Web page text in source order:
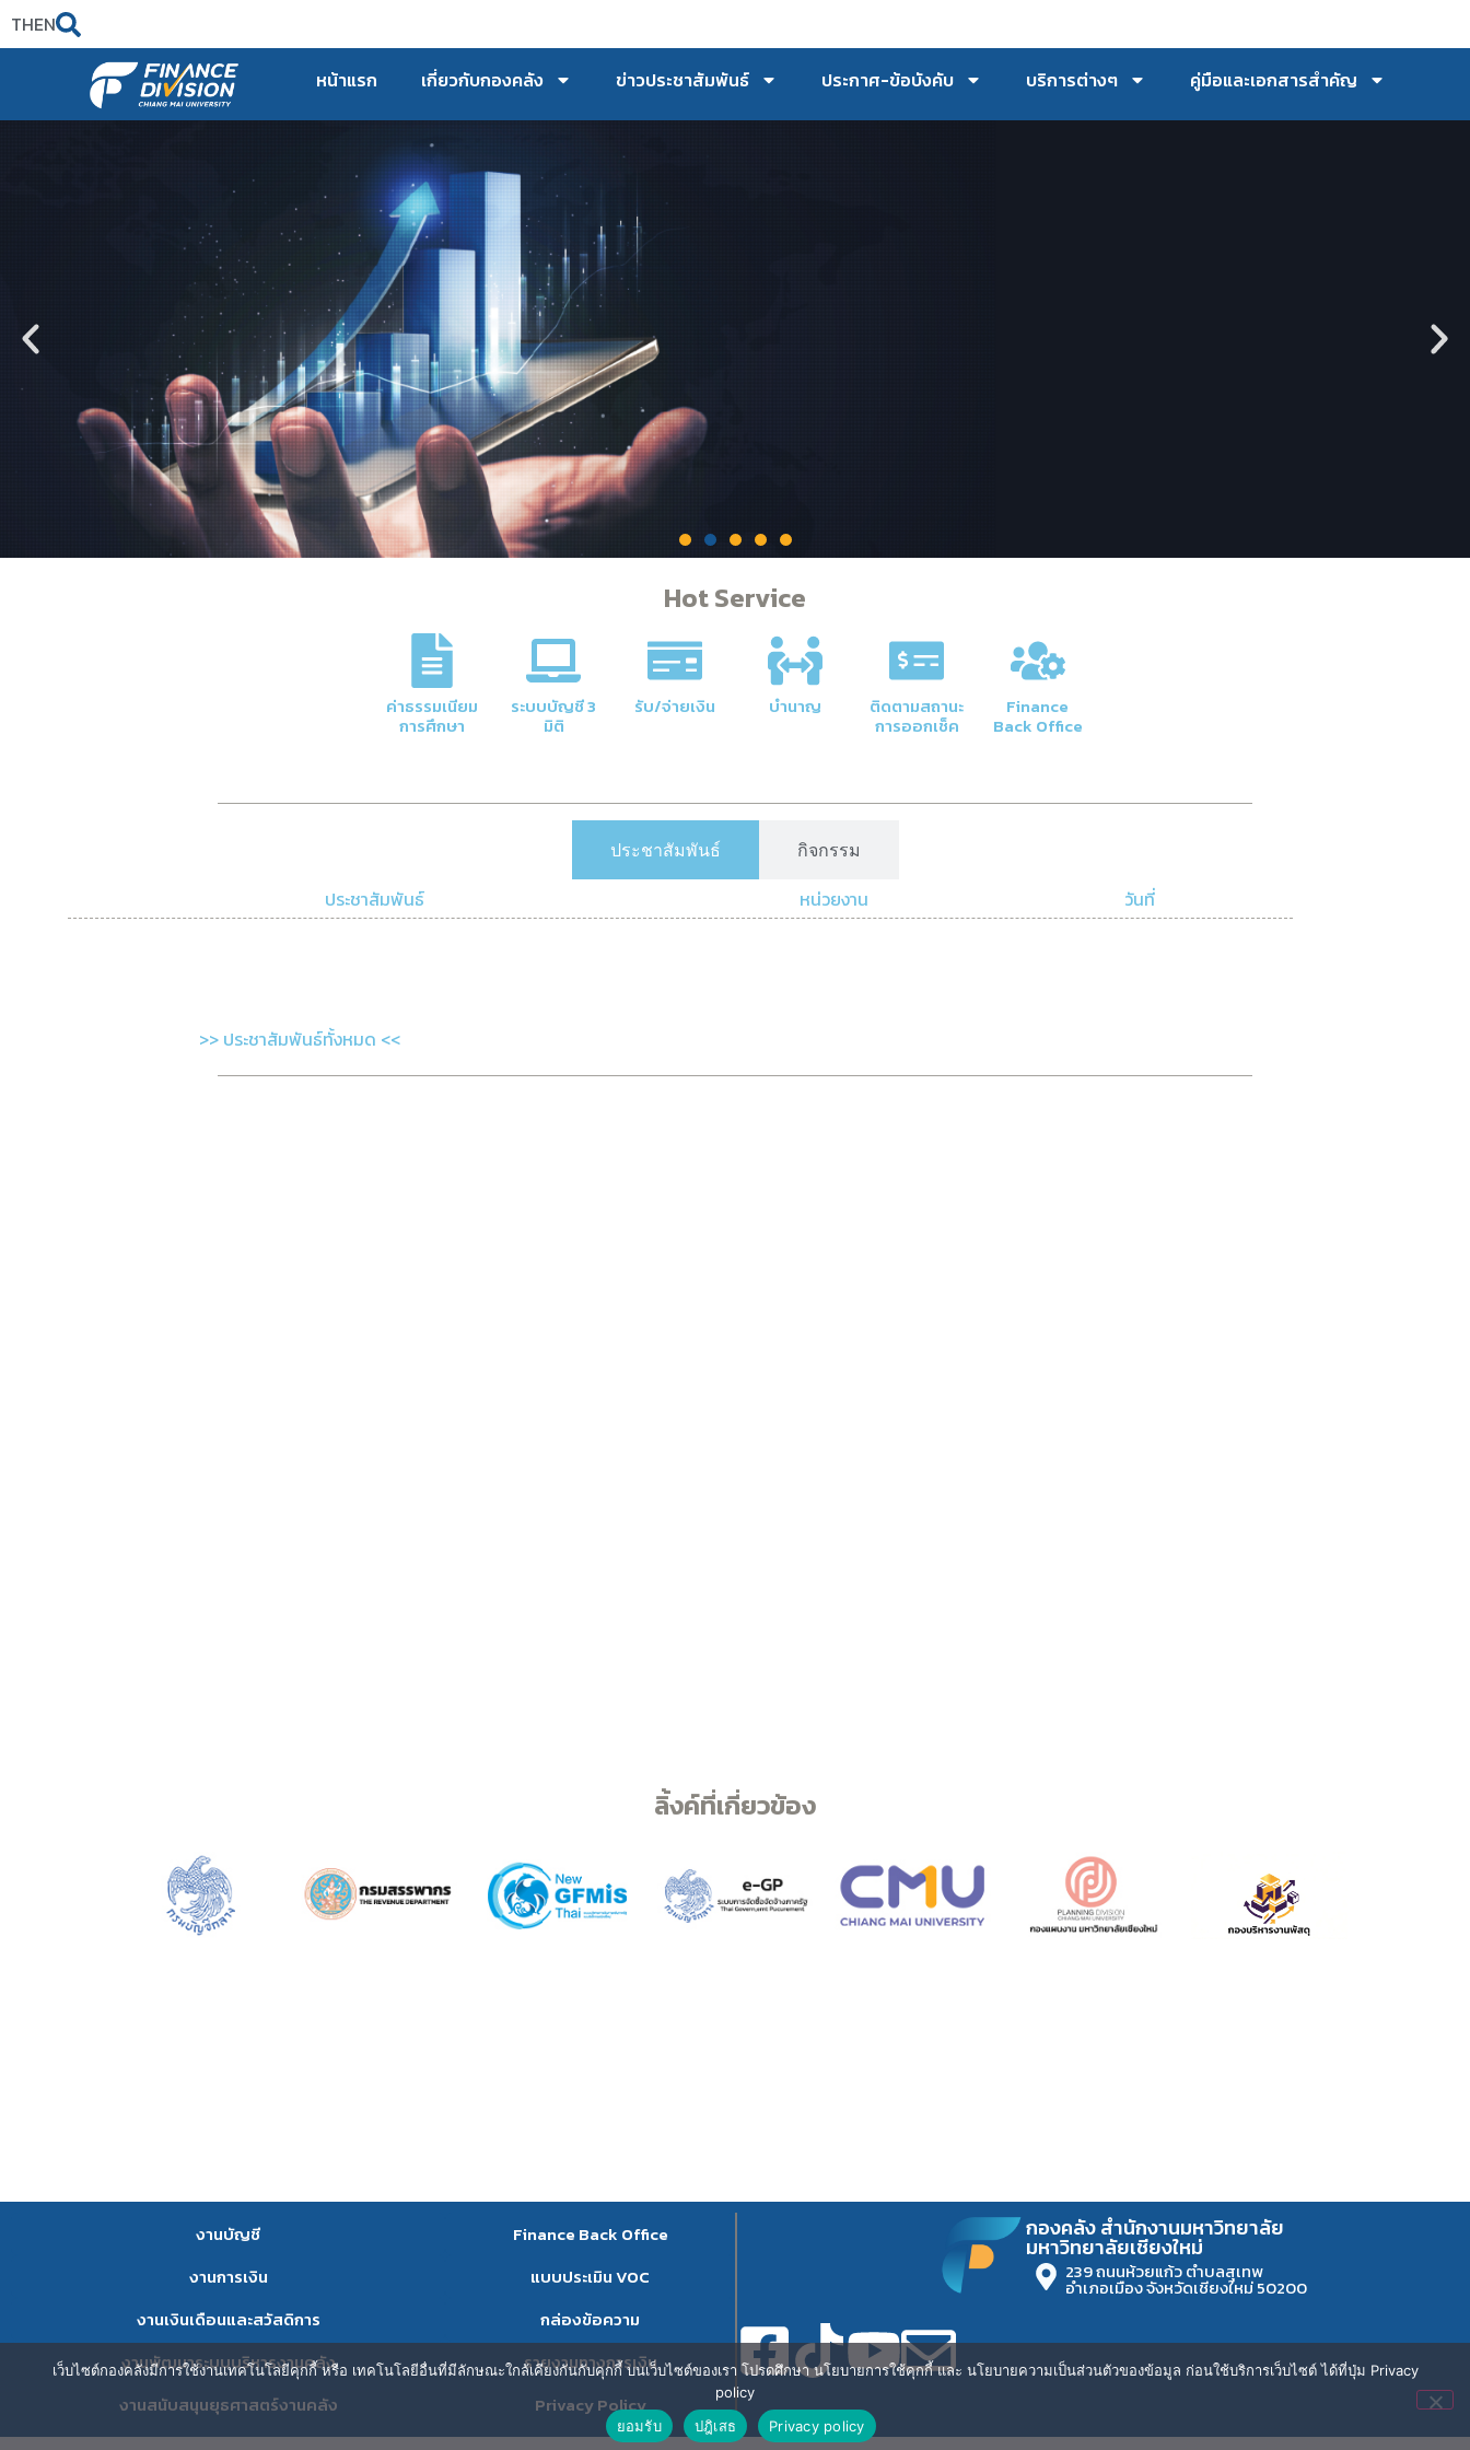
THEN
หน้าแรก เกี่ยวกับกองคลัง ข่าวประชาสัมพันธ์ ประกาศ-ข้อบังคับ บริการต่างๆ คู่มือและเอกสารสำคัญ
ภารกิจหลักของกองคลัง
การจัดการด้านการเงินและบัญชีของมหาวิทยาลัยให้มี
ความโปร่งใสและมีประสิทธิภาพ
Hot Service
ค่าธรรมเนียม
การศึกษา
ระบบบัญชี 3
มิติ
รับ/จ่ายเงิน บำนาญ ติดตามสถานะ
การออกเช็ค
Finance
Back Office
ประชาสัมพันธ์ กิจกรรม
ประชาสัมพันธ์ หน่วยงาน วันที่
>> ประชาสัมพันธ์ทั้งหมด <<
ลิ้งค์ที่เกี่ยวข้อง
งานบัญชี
งานการเงิน
งานเงินเดือนและสวัสดิการ
งานพัฒนาระบบบริหารงานคลัง
งานสนับสนุนยุธศาสตร์งานคลัง
Finance Back Office
แบบประเมิน VOC
กล่องข้อความ
รายงานทางการเงิน
Privacy Policy
กองคลัง สำนักงานมหาวิทยาลัย
มหาวิทยาลัยเชียงใหม่
239 ถนนห้วยแก้ว ตำบลสุเทพ
อำเภอเมือง จังหวัดเชียงใหม่ 50200
เว็บไซต์กองคลังมีการใช้งานเทคโนโลยีคุกกี้ หรือ เทคโนโลยีอื่นที่มีลักษณะใกล้เคียงกันกับคุกกี้ บนเว็บไซต์ของเรา โปรดศึกษา นโยบายการใช้คุกกี้ และ นโยบายความเป็นส่วนตัวของข้อมูล ก่อนใช้บริการเว็บไซต์ ได้ที่ปุ่ม Privacy
policy
ยอมรับ
ปฎิเสธ Privacy policy